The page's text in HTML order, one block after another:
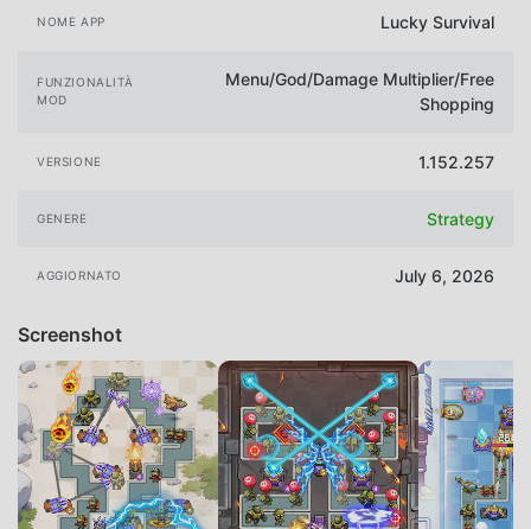
NOME APP Lucky Survival
FUNZIONALITÀ
MOD
Menu/God/Damage Multiplier/Free
Shopping
VERSIONE 1.152.257
GENERE Strategy
AGGIORNATO July 6, 2026
Screenshot